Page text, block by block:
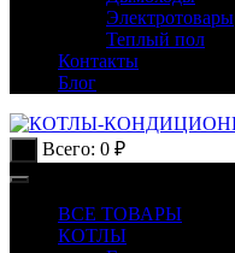
Электротовары
Теплый пол
Контакты
Блог
Всего: 0 ₽
ВСЕ ТОВАРЫ
КОТЛЫ